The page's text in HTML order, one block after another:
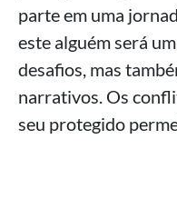
parte em uma
este alguém será
desafios, mas
narrativos. Os
seu protegido